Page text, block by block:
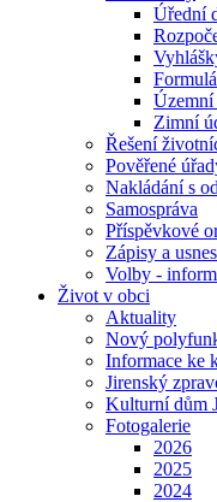
Úřední
Územní
Zimní
Řešení
Pověřené
Nakládání s
Samospráva
Příspěvkové
Zápisy a
Volby -
Život v obci
Aktuality
Nový
Informace ke
Jirenský
Kulturní dům
Fotogalerie
2026
2025
2024